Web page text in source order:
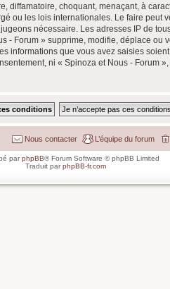
diffamatoire, choquant, menaçant, à
ou les lois internationales. Le faire peut
nécessaire. Les adresses IP de
- Forum » supprime, modifie, déplace ou
informations que vous avez saisies
ni « Spinoza et Nous - Forum
L’équipe du forum
Nous contacter
parphpBB® Forum Software © phpBB Limited
Traduit parphpBB-fr.com